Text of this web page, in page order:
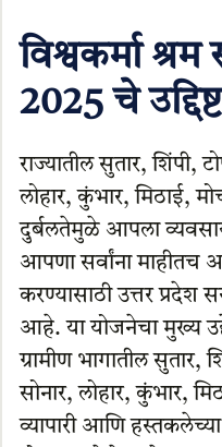
विश्वकर्मा
2025 चे उद्दिष्ट
राज्यातील सुतार, शिंपी,
लोहार, कुंभार, मिठाई,
दुर्बलतेमुळे आपला
आपणा सर्वांना माहीतच
करण्यासाठी उत्तर प्रदेश
आहे. या योजनेचा मुख्य
ग्रामीण भागातील सुतार,
सोनार, लोहार, कुंभार,
व्यापारी आणि